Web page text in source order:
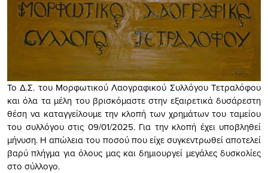
Το Δ.Σ. του Μορφωτικού Λαογραφικού Συλλόγου Τετραλόφου
και όλα τα μέλη του βρισκόμαστε στην εξαιρετικά δυσάρεστη
θέση να καταγγείλουμε την κλοπή των χρημάτων του ταμείου
του συλλόγου στις 09/01/2025. Για την κλοπή έχει υποβληθεί
μήνυση. Η απώλεια του ποσού που είχε συγκεντρωθεί αποτελεί
βαρύ πλήγμα για όλους μας και δημιουργεί μεγάλες δυσκολίες
στο σύλλογο.